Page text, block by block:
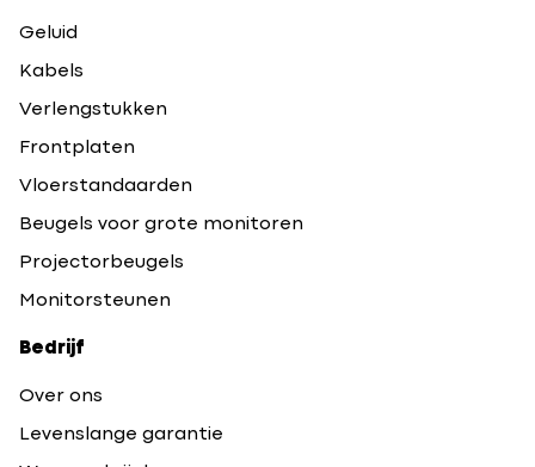
Geluid
Kabels
Verlengstukken
Frontplaten
Vloerstandaarden
Beugels voor grote monitoren
Projectorbeugels
Monitorsteunen
Bedrijf
Over ons
Levenslange garantie